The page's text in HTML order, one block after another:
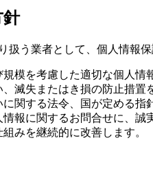
針
扱う業者として、個人情報
模を考慮した適切な個人情
滅失またはき損の防止措置
関する法令、国が定める指
報に関するお問合せに、誠
みを継続的に改善します。